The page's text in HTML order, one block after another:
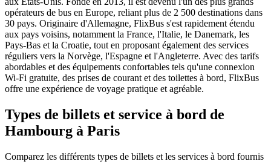
opérateurs de bus en Europe, reliant plus de 2 500 destinations dans
30 pays. Originaire d'Allemagne, FlixBus s'est rapidement étendu
aux pays voisins, notamment la France, l'Italie, le Danemark, les
Pays-Bas et la Croatie, tout en proposant également des services
réguliers vers la Norvège, l'Espagne et l'Angleterre. Avec des tarifs
abordables et des équipements confortables tels qu'une connexion
Wi-Fi gratuite, des prises de courant et des toilettes à bord, FlixBus
offre une expérience de voyage pratique et agréable.
Types de billets et service à bord de
Hambourg à Paris
Comparez les différents types de billets et les services à bord fournis